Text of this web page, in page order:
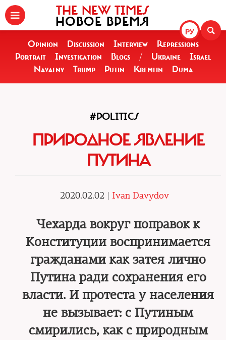
РУ
THE NEW TIMES
НОВОЕ ВРЕМЯ
Opinion Discussion Interview
Repressions
Portrait
Investigation Blogs / Ukraine
Israel
Navalny
Trump Putin Kremlin Duma
#POLITICS
ПРИРОДНОЕ ЯВЛЕНИЕ
ПУТИНА
2020.02.02 | Ivan Davydov
Чехарда вокруг поправок к
Конституции воспринимается
гражданами как затея лично
Путина ради сохранения его
власти. И протеста у населения
не вызывает: с Путиным
смирились, как с природным